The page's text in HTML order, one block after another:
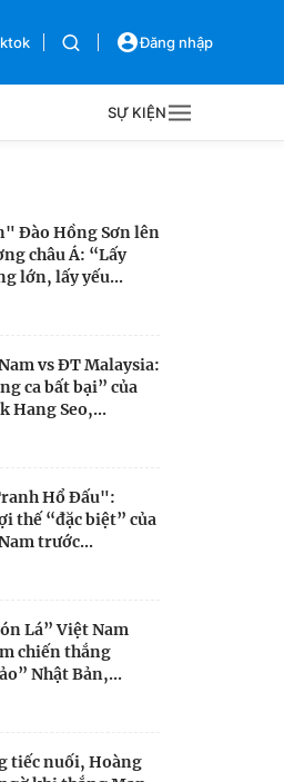
Đăng nhập
SỰ KIỆN
lề
Đào Hồng Sơn lên
châu Á: “Lấy
lớn, lấy yếu...
vs ĐT Malaysia:
ca bất bại” của
Hang Seo,...
Hổ Đấu":
thế “đặc biệt” của
trước...
Lá” Việt Nam
chiến thắng
Nhật Bản,...
tiếc nuối, Hoàng